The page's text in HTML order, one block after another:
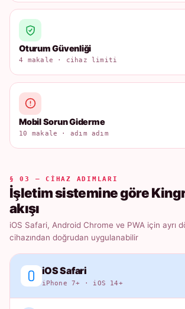
Oturum Güvenliği
4 makale · cihaz limiti
Mobil Sorun Giderme
10 makale · adım adım
§ 03 — CIHAZ ADIMLARI
İşletim sistemine göre
akışı
iOS Safari, Android Chrome ve PWA için ayrı
cihazından doğrudan uygulanabilir
iOS Safari
iPhone 7+ · iOS 14+